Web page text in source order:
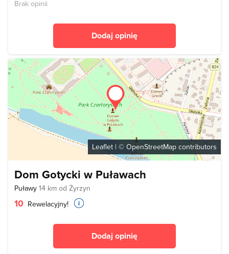
Brak opinii
Dodaj opinię
Leaflet | © OpenStreetMap contributors
Dom Gotycki w Puławach
Puławy 14 km od Żyrzyn
10 Rewelacyjny!
Dodaj opinię